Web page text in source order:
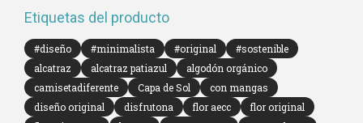
Etiquetas del producto
#diseño #minimalista #original
#sostenible
alcatraz
alcatraz patiazul
algodón orgánico
camisetadiferente
Capa de Sol
con mangas
diseño original
disfrutona flor aecc
flor original